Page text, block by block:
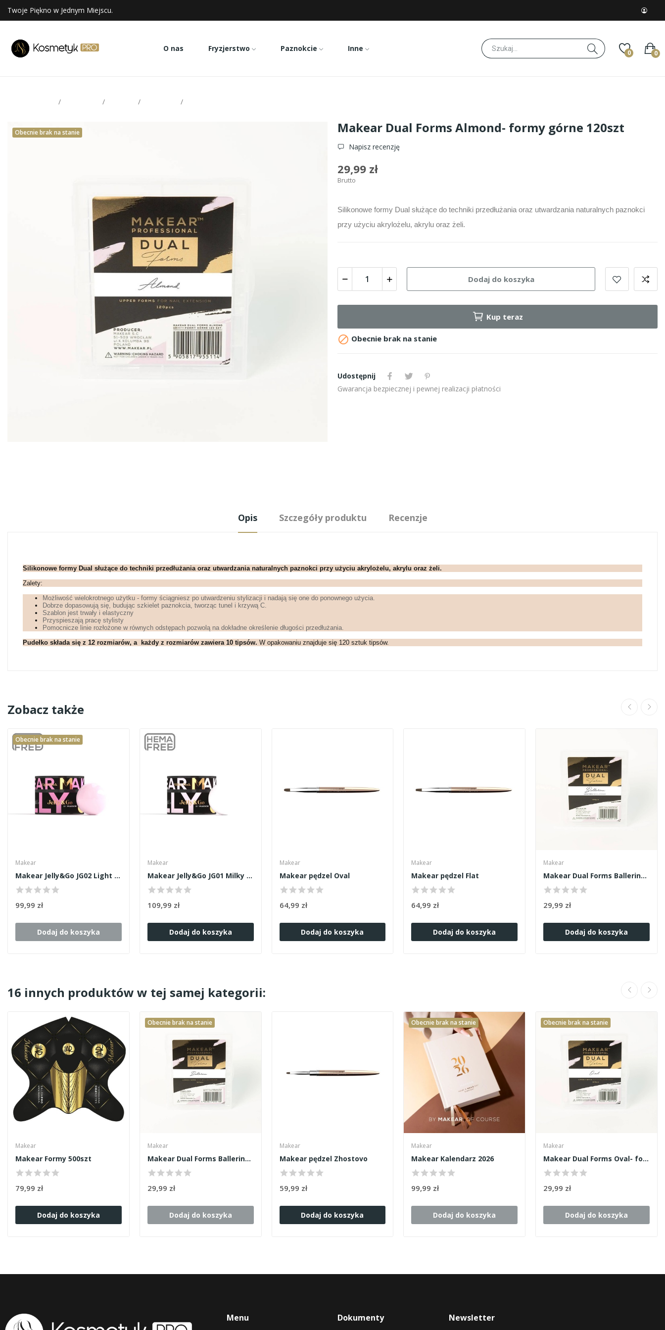
Twoje Piękno w Jednym Miejscu.
O nas Fryzjerstwo Paznokcie Inne 0 0
Obecnie brak na stanie Makear Dual Forms Almond- formy górne 120szt
Napisz recenzję
29,99 zł
Brutto
Silikonowe formy Dual służące do techniki przedłużania oraz utwardzania naturalnych paznokci
przy użyciu akrylożelu, akrylu oraz żeli.
Dodaj do koszyka
Kup teraz
 Obecnie brak na stanie
Udostępnij
Gwarancja bezpiecznej i pewnej realizacji płatności
Opis Szczegóły produktu Recenzje
Silikonowe formy Dual służące do techniki przedłużania oraz utwardzania naturalnych paznokci przy użyciu akrylożelu, akrylu oraz żeli.
Zalety:
Możliwość wielokrotnego użytku - formy ściągniesz po utwardzeniu stylizacji i nadają się one do ponownego użycia.
Dobrze dopasowują się, budując szkielet paznokcia, tworząc tunel i krzywą C.
Szablon jest trwały i elastyczny
Przyspieszają pracę stylisty
Pomocnicze linie rozłożone w równych odstępach pozwolą na dokładne określenie długości przedłużania.
Pudełko składa się z 12 rozmiarów, a każdy z rozmiarów zawiera 10 tipsów. W opakowaniu znajduje się 120 sztuk tipsów.
Zobacz także
Obecnie brak na stanie
Makear
Makear Jelly&Go JG02 Light Pink 50ml
99,99 zł
Dodaj do koszyka
Makear
Makear Jelly&Go JG01 Milky Pink 50ml
109,99 zł
Dodaj do koszyka
Makear
Makear pędzel Oval
64,99 zł
Dodaj do koszyka
Makear
Makear pędzel Flat
64,99 zł
Dodaj do koszyka
Makear
Makear Dual Forms Ballerina- formy dolne 120szt
29,99 zł
Dodaj do koszyka
16 innych produktów w tej samej kategorii:
Makear
Makear Formy 500szt
79,99 zł
Dodaj do koszyka
Obecnie brak na stanie
Makear
Makear Dual Forms Ballerina- formy górne 120szt
29,99 zł
Dodaj do koszyka
Makear
Makear pędzel Zhostovo
59,99 zł
Dodaj do koszyka
Obecnie brak na stanie
Makear
Makear Kalendarz 2026
99,99 zł
Dodaj do koszyka
Obecnie brak na stanie
Makear
Makear Dual Forms Oval- formy górne 120szt
29,99 zł
Dodaj do koszyka
Menu Dokumenty Newsletter